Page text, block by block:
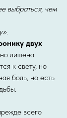
выбраться, чем
двух
лишена
к свету, но
боль, но есть
всего